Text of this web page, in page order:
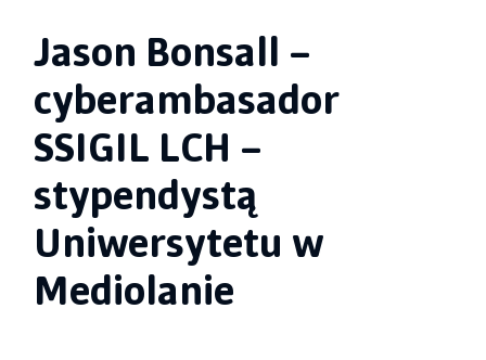
Jason Bonsall –
cyberambasador
SSIGIL LCH –
stypendystą
Uniwersytetu w
Mediolanie